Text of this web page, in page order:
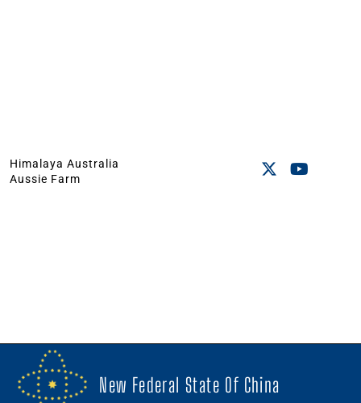
Himalaya Australia
Aussie Farm
New Federal State Of China